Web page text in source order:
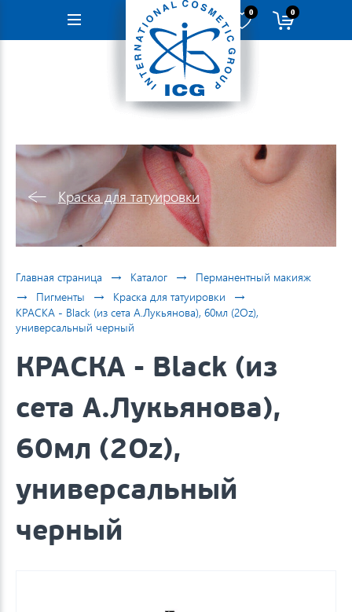
Навигация
0 0
Краска для татуировки
Главная страница → Каталог → Перманентный макияж
→ Пигменты → Краска для татуировки →
КРАСКА - Black (из сета А.Лукьянова), 60мл (2Oz),
универсальный черный
КРАСКА - Black (из
сета А.Лукьянова),
60мл (2Oz),
универсальный
черный